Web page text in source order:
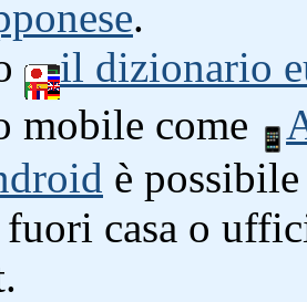
.
il dizionario
mobile come
è
casa o